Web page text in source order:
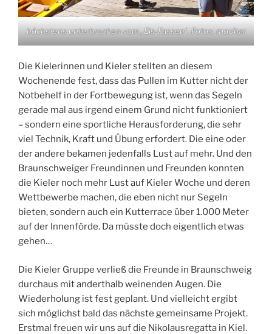
höchstens unterbrochen vom „Eis-Fassen“. Fotos: mor/har
Die Kielerinnen und Kieler stellten an diesem
Wochenende fest, dass das Pullen im Kutter nicht der
Notbehelf in der Fortbewegung ist, wenn das Segeln
gerade mal aus irgend einem Grund nicht funktioniert
– sondern eine sportliche Herausforderung, die sehr
viel Technik, Kraft und Übung erfordert. Die eine oder
der andere bekamen jedenfalls Lust auf mehr. Und den
Braunschweiger Freundinnen und Freunden konnten
die Kieler noch mehr Lust auf Kieler Woche und deren
Wettbewerbe machen, die eben nicht nur Segeln
bieten, sondern auch ein Kutterrace über 1.000 Meter
auf der Innenförde. Da müsste doch eigentlich etwas
gehen…
Die Kieler Gruppe verließ die Freunde in Braunschweig
durchaus mit anderthalb weinenden Augen. Die
Wiederholung ist fest geplant. Und vielleicht ergibt
sich möglichst bald das nächste gemeinsame Projekt.
Erstmal freuen wir uns auf die Nikolausregatta in Kiel.